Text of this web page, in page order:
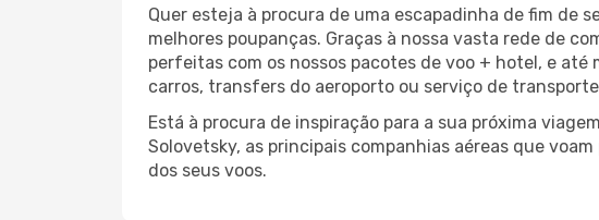
Quer esteja à procura de uma escapadinha de fim de
melhores poupanças. Graças à nossa vasta rede de
perfeitas com os nossos pacotes de voo + hotel, e
carros, transfers do aeroporto ou serviço de
Está à procura de inspiração para a sua próxima
Solovetsky, as principais companhias aéreas que
dos seus voos.